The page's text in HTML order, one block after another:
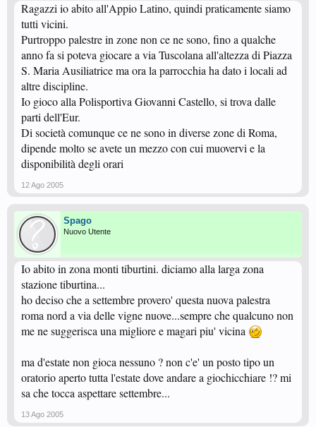
Ragazzi io abito all'Appio Latino, quindi praticamente siamo
tutti vicini.
Purtroppo palestre in zone non ce ne sono, fino a qualche
anno fa si poteva giocare a via Tuscolana all'altezza di Piazza
S. Maria Ausiliatrice ma ora la parrocchia ha dato i locali ad
altre discipline.
Io gioco alla Polisportiva Giovanni Castello, si trova dalle
parti dell'Eur.
Di società comunque ce ne sono in diverse zone di Roma,
dipende molto se avete un mezzo con cui muovervi e la
disponibilità degli orari
12 Ago 2005
Spago
Nuovo Utente
Io abito in zona monti tiburtini. diciamo alla larga zona
stazione tiburtina...
ho deciso che a settembre provero' questa nuova palestra
roma nord a via delle vigne nuove...sempre che qualcuno non
me ne suggerisca una migliore e magari piu' vicina
ma d'estate non gioca nessuno ? non c'e' un posto tipo un
oratorio aperto tutta l'estate dove andare a giochicchiare !? mi
sa che tocca aspettare settembre...
13 Ago 2005